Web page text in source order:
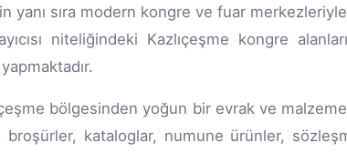
sıra modern kongre ve fuar merkezleriyle
niteliğindeki Kazlıçeşme kongre
bölgesinden yoğun bir evrak ve
broşürler, kataloglar, numune ürünler,